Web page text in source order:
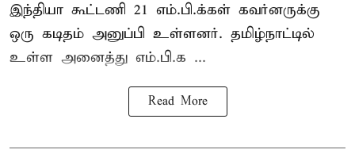
இந்தியா கூட்டணி 21 எம்.பி.க்கள் கவர்னருக்கு
ஒரு கடிதம் அனுப்பி உள்ளனர். தமிழ்நாட்டில்
உள்ள அனைத்து எம்.பி.க ...
Read More